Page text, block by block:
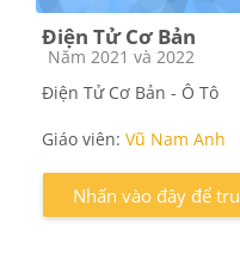
Điện Tử Cơ Bản
Các loại khóa học
Năm 2021 và 2022
Điện Tử Cơ Bản - Ô Tô
Giáo viên: Vũ Nam Anh
Nhấn vào đây để